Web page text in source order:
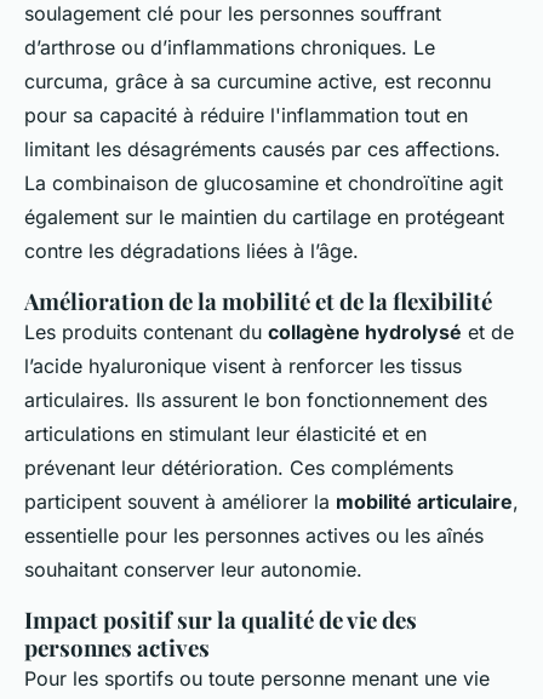
soulagement clé pour les personnes souffrant
d’arthrose ou d’inflammations chroniques. Le
curcuma, grâce à sa curcumine active, est reconnu
pour sa capacité à réduire l'inflammation tout en
limitant les désagréments causés par ces affections.
La combinaison de glucosamine et chondroïtine agit
également sur le maintien du cartilage en protégeant
contre les dégradations liées à l’âge.
Amélioration de la mobilité et de la flexibilité
Les produits contenant du collagène hydrolysé et de
l’acide hyaluronique visent à renforcer les tissus
articulaires. Ils assurent le bon fonctionnement des
articulations en stimulant leur élasticité et en
prévenant leur détérioration. Ces compléments
participent souvent à améliorer la mobilité articulaire,
essentielle pour les personnes actives ou les aînés
souhaitant conserver leur autonomie.
Impact positif sur la qualité de vie des
personnes actives
Pour les sportifs ou toute personne menant une vie